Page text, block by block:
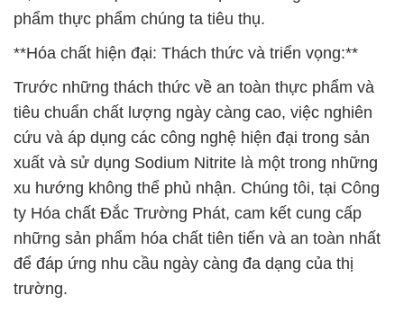
phẩm thực phẩm chúng ta tiêu thụ.
**Hóa chất hiện đại: Thách thức và triển vọng:**
Trước những thách thức về an toàn thực phẩm và
tiêu chuẩn chất lượng ngày càng cao, việc nghiên
cứu và áp dụng các công nghệ hiện đại trong sản
xuất và sử dụng Sodium Nitrite là một trong những
xu hướng không thể phủ nhận. Chúng tôi, tại Công
ty Hóa chất Đắc Trường Phát, cam kết cung cấp
những sản phẩm hóa chất tiên tiến và an toàn nhất
để đáp ứng nhu cầu ngày càng đa dạng của thị
trường.